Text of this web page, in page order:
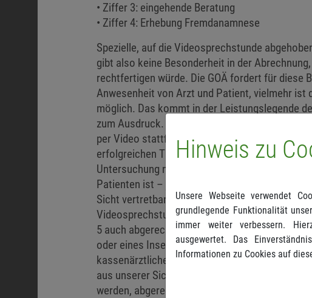
• Ziffer 3: eingehende Beratung
• Ziffer 4: Erhebung Fremdanamnese
Spezielle, auf die Videosprechstunde
gibt also keine Besonderheit in der
rechtfertigen würde. Die GOÄ fordert für diese
Anwesenheit von Arzt und Patient, vielmehr ist
möglich. Das kommt in der Leistungslegende
zum Ausdruck. Die Unterrichtung der
per Video stattfinden. Das kann vor allem vor
erfolgreichen Therapie beitragen. Als
Untersuchung nach Gebührenziffer 5 in
Patienten ist – je nach Krankheitsfall – nicht
Sicht vertretbar ist, die Ziele der
Videosprechstunde ohne die persönliche
5 auch abgerechnet werden. Als Beispiel
oder eines Insektenstiches anführen.
kassenärztlichen Bereich die Regelungen zur
aus unserer Sicht auch im privatärztlichen
werden, abgerechnet werden.
Hinweis zu
Unsere Webseite verwendet
grundlegende Funktionalität
immer weiter verbessern.
ausgewertet. Das
Informationen zu Cookies auf